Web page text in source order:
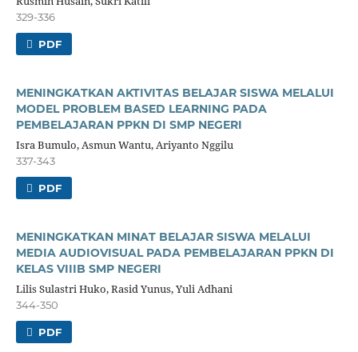
329-336
PDF
MENINGKATKAN AKTIVITAS BELAJAR SISWA MELALUI
MODEL PROBLEM BASED LEARNING PADA
PEMBELAJARAN PPKN DI SMP NEGERI
Isra Bumulo, Asmun Wantu, Ariyanto Nggilu
337-343
PDF
MENINGKATKAN MINAT BELAJAR SISWA MELALUI
MEDIA AUDIOVISUAL PADA PEMBELAJARAN PPKN DI
KELAS VIIIB SMP NEGERI
Lilis Sulastri Huko, Rasid Yunus, Yuli Adhani
344-350
PDF